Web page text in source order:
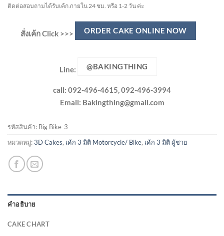
ติดต่อสอบถามได้รับเค้ก ภายใน 24 ชม. หรือ 1-2 วัน ค่ะ
สั่งเค้ก Click >>> ORDER CAKE ONLINE NOW
Line: @BAKINGTHING
call: 092-496-4615, 092-496-3994
Email: Bakingthing@gmail.com
รหัสสินค้า: Big Bike-3
หมวดหมู่:3D Cakes, เค้ก 3 มิติ Motorcycle/ Bike, เค้ก 3 มิติ ผู้ชาย
คำอธิบาย
CAKE CHART